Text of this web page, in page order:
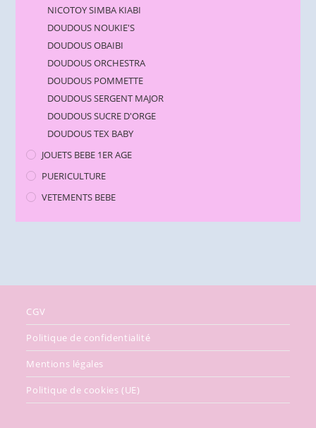
NICOTOY SIMBA KIABI
DOUDOUS NOUKIE'S
DOUDOUS OBAIBI
DOUDOUS ORCHESTRA
DOUDOUS POMMETTE
DOUDOUS SERGENT MAJOR
DOUDOUS SUCRE D'ORGE
DOUDOUS TEX BABY
JOUETS BEBE 1ER AGE
PUERICULTURE
VETEMENTS BEBE
CGV
Politique de confidentialité
Mentions légales
Politique de cookies (UE)